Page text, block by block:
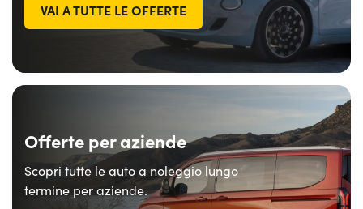
VAI A TUTTE LE OFFERTE
Offerte per aziende
Scopri tutte le auto a noleggio lungo
termine per aziende.